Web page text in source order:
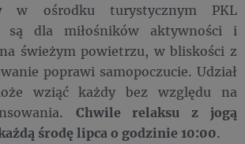
w ośrodku turystycznym PKL
są dla miłośników aktywności i
na świeżym powietrzu, w bliskości z
poprawi samopoczucie. Udział
wziąć każdy bez względu na
Chwile relaksu z jogą
środę lipca o godzinie 10:00.